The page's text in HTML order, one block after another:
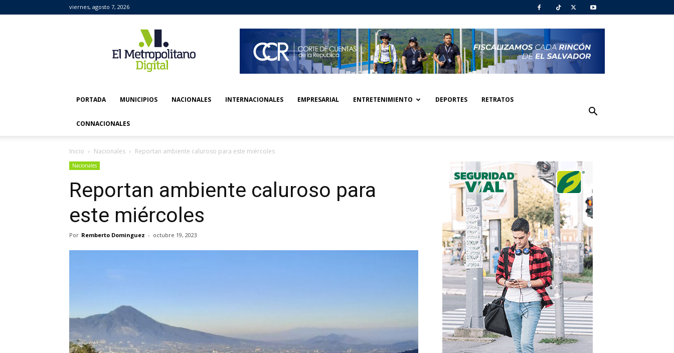
viernes, agosto 7, 2026
Metropolitano
Digital
PORTADA MUNICIPIOS NACIONALES INTERNACIONALES EMPRESARIAL ENTRETENIMIENTO DEPORTES RETRATOS
CONNACIONALES
Inicio Nacionales Reportan ambiente caluroso para este miércoles
Nacionales
Reportan ambiente caluroso para
este miércoles
Por Remberto Dominguez - octubre 19, 2023